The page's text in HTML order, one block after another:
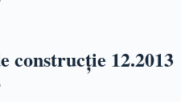
construcție 12.2013